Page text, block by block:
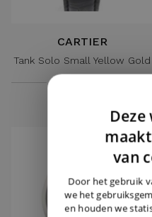
CARTIER
Tank Solo Small Yellow Gold
van
Door het gebruik
we het
en houden we